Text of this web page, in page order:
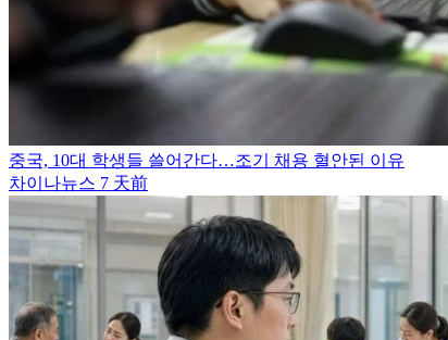
중국, 10대 학생들 쓸어간다…조기 채용 혈안된 이유
차이나뉴스 7 天前